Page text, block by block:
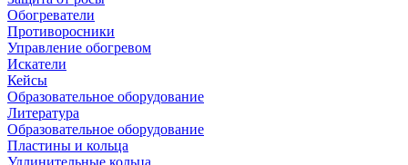
Обогреватели
Противоросники
Управление обогревом
Искатели
Кейсы
Образовательное оборудование
Литература
Образовательное оборудование
Пластины и кольца
Удлинительные кольца